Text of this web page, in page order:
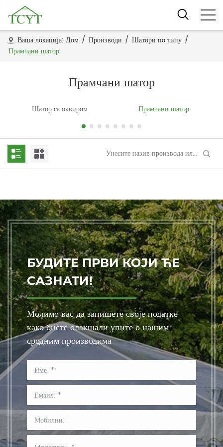
Ваша локација: Дом / Производи / Шатори по типу /
Прамчани шатор
Прамчани шатор
Шатор са оквиром Прамчани шатор
БУДИТЕ ПРВИ КОЈИ ЋЕ
САЗНАТИ!
Молимо вас да запишете своје податке
како бисте олакшали упите о нашим
сродним производима